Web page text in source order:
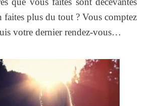
faites plus du tout ? Vous comptez
votre dernier rendez-vous…